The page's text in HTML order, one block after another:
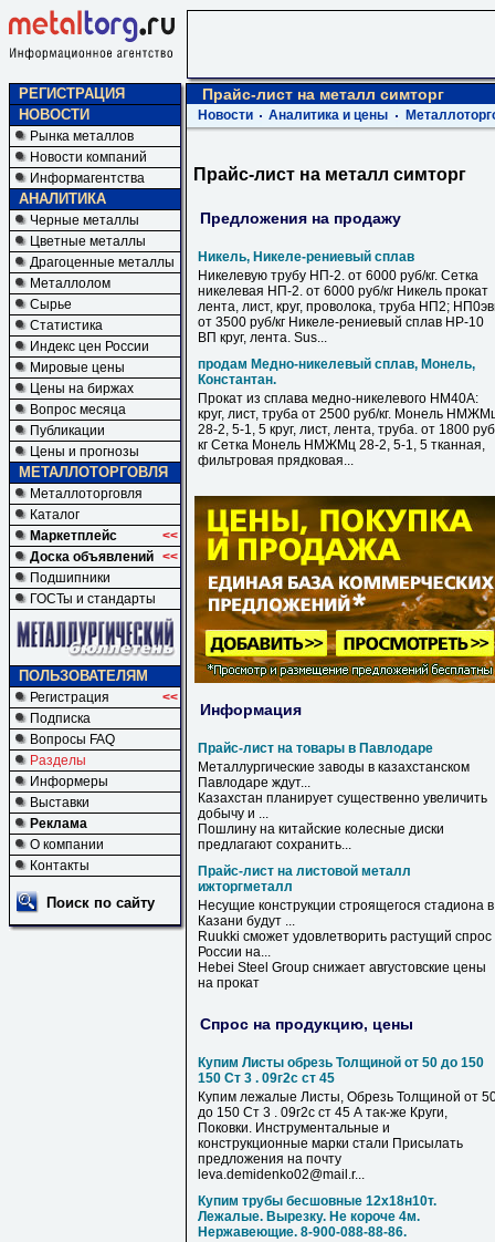
РЕГИСТРАЦИЯ
НОВОСТИ
Рынка металлов
Новости компаний
Информагентства
АНАЛИТИКА
Черные металлы
Цветные металлы
Драгоценные металлы
Металлолом
Сырье
Статистика
Индекс цен России
Мировые цены
Цены на биржах
Вопрос месяца
Публикации
Цены и прогнозы
МЕТАЛЛОТОРГОВЛЯ
Металлоторговля
Каталог
Маркетплейс
<<
Доска объявлений <<
Подшипники
ГОСТы и стандарты
ПОЛЬЗОВАТЕЛЯМ
Регистрация
<<
Подписка
Вопросы FAQ
Разделы
Информеры
Выставки
Реклама
О компании
Контакты
Поиск по сайту
Прайс-лист на металл симторг
Новости Аналитика и цены
Прайс-лист на металл симторг
Предложения на продажу
Никель, Никеле-рениевый сплав
Никелевую трубу НП-2. от 6000 руб/кг. Сетка
никелевая НП-2. от 6000 руб/кг Никель прокат
лента, лист, круг, проволока, труба НП2;
от 3500 руб/кг Никеле-рениевый сплав НР-10
ВП круг, лента. Sus...
продам Медно-никелевый сплав, Монель,
Константан.
Прокат из сплава медно-никелевого НМ40А:
круг, лист, труба от 2500 руб/кг. Монель
28-2, 5-1, 5 круг, лист, лента, труба. от 1800
кг Сетка Монель НМЖМц 28-2, 5-1, 5 тканная,
фильтровая прядковая...
Информация
Прайс-лист на товары в Павлодаре
Металлургические заводы в казахстанском
Павлодаре ждут...
Казахстан планирует существенно увеличить
добычу и ...
Пошлину на китайские колесные диски
предлагают сохранить...
Прайс-лист на листовой металл
ижторгметалл
Несущие конструкции строящегося стадиона в
Казани будут ...
Ruukki сможет удовлетворить растущий спрос
России на...
Hebei Steel Group снижает августовские цены
на прокат
Спрос на продукцию, цены
Купим Листы обрезь Толщиной от 50 до 150
150 Ст 3 . 09г2с ст 45
Купим лежалые Листы, Обрезь Толщиной от
до 150 Ст 3 . 09г2с ст 45 А так-же Круги,
Поковки. Инструментальные и
конструкционные марки стали Присылать
предложения на почту
leva.demidenko02@mail.r...
Купим трубы бесшовные 12х18н10т.
Лежалые. Вырезку. Не короче 4м.
Нержавеющие. 8-900-088-88-86.